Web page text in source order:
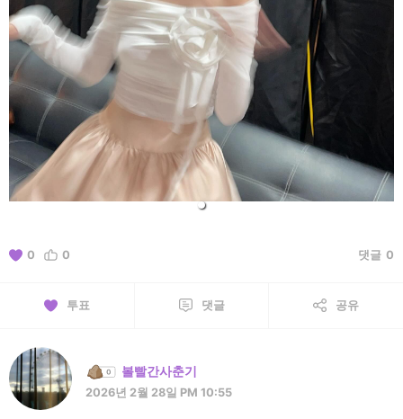
0 0 댓글 0
투표 댓글 공유
볼빨간사춘기
2026년 2월 28일 PM 10:55